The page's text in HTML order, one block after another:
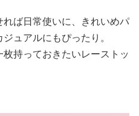
ば日常使いに、きれいめパ
ュアルにもぴったり。
持っておきたいレーストッ